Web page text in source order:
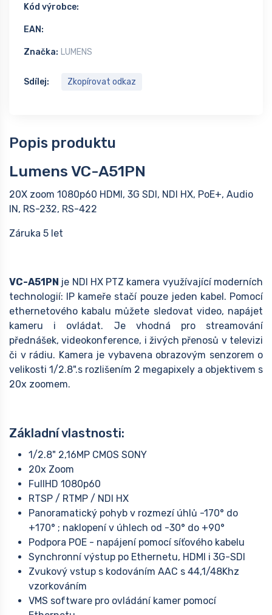
Kód výrobce:
EAN:
Značka: LUMENS
Sdílej: Zkopírovat odkaz
Popis produktu
Lumens VC-A51PN
20X zoom 1080p60 HDMI, 3G SDI, NDI HX, PoE+, Audio
IN, RS-232, RS-422
Záruka 5 let
VC-A51PN je NDI HX PTZ kamera využívající moderních
technologií: IP kameře stačí pouze jeden kabel. Pomocí
ethernetového kabalu můžete sledovat video, napájet
kameru i ovládat. Je vhodná pro streamování
přednášek, videokonference, i živých přenosů v televizi
či v rádiu. Kamera je vybavena obrazovým senzorem o
velikosti 1/2.8".s rozlišením 2 megapixely a objektivem s
20x zoomem.
Základní vlastnosti:
1/2.8" 2,16MP CMOS SONY
20x Zoom
FullHD 1080p60
RTSP / RTMP / NDI HX
Panoramatický pohyb v rozmezí úhlů -170° do
+170° ; naklopení v úhlech od -30° do +90°
Podpora POE - napájení pomocí síťového kabelu
Synchronní výstup po Ethernetu, HDMI i 3G-SDI
Zvukový vstup s kodováním AAC s 44,1/48Khz
vzorkováním
VMS software pro ovládání kamer pomocí